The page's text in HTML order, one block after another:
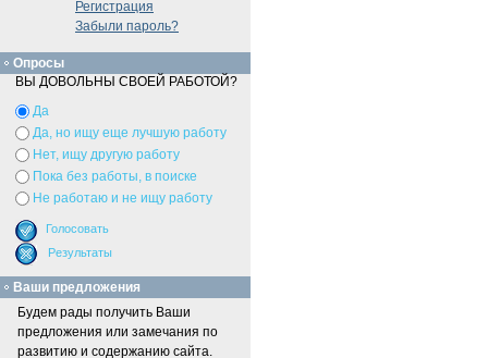
Регистрация
Забыли пароль?
Опросы
ВЫ ДОВОЛЬНЫ СВОЕЙ РАБОТОЙ?
Да
Да, но ищу еще лучшую работу
Нет, ищу другую работу
Пока без работы, в поиске
Не работаю и не ищу работу
Ваши предложения
Будем рады получить Ваши
предложения или замечания по
развитию и содержанию сайта.